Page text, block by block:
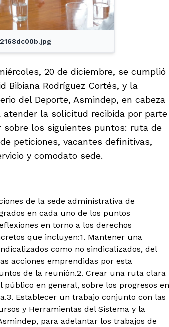
20 de diciembre, se cumplió
Bibiana Rodríguez Cortés, y la
del Deporte, Asmindep, en cabeza
atender la solicitud recibida por parte
sobre los siguientes puntos: ruta de
peticiones, vacantes definitivas,
y comodato sede.
de la sede administrativa de
en cada uno de los puntos
en torno a los derechos
que incluyen:1. Mantener una
como no sindicalizados, del
acciones emprendidas por esta
de la reunión.2. Crear una ruta clara
en general, sobre los progresos en
3. Establecer un trabajo conjunto con las
y Herramientas del Sistema y la
para adelantar los trabajos de